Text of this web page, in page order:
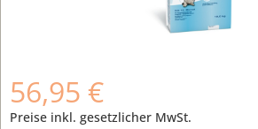
56,95 €
Preise inkl. gesetzlicher MwSt.